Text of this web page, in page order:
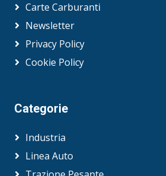
Carte Carburanti
Newsletter
Privacy Policy
Cookie Policy
Categorie
Industria
Linea Auto